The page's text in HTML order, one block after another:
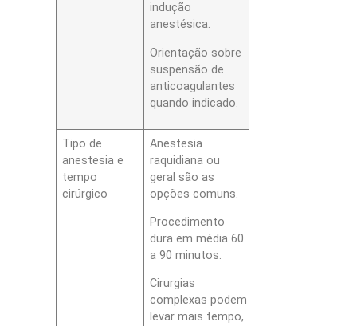
indução
anestésica.
Orientação sobre
suspensão de
anticoagulantes
quando indicado.
Tipo de
anestesia e
tempo
cirúrgico
Anestesia
raquidiana ou
geral são as
opções comuns.
Procedimento
dura em média 60
a 90 minutos.
Cirurgias
complexas podem
levar mais tempo,